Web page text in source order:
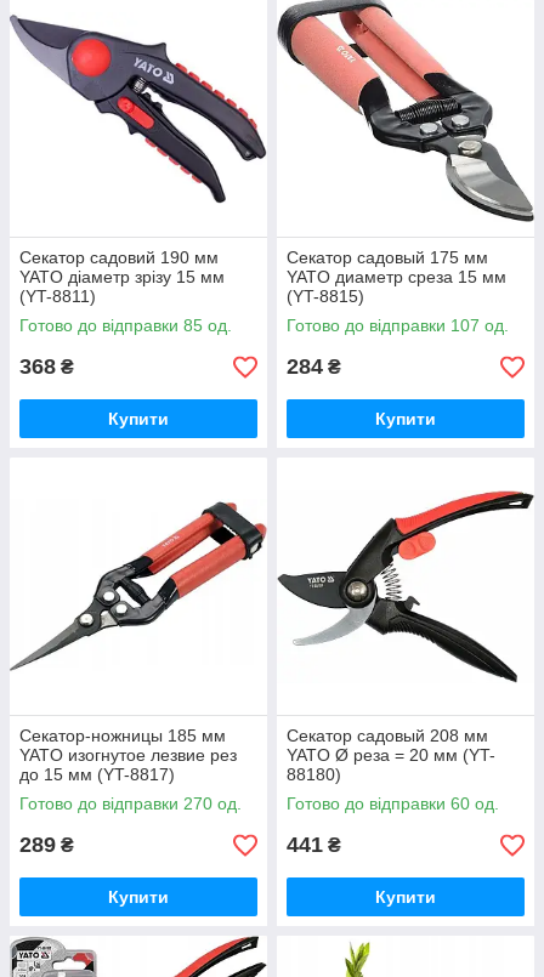
Секатор садовий 190 мм
YATO діаметр зрізу 15 мм
(YT-8811)
Готово до відправки 85 од.
368 ₴
Купити
Секатор садовый 175 мм
YATO диаметр среза 15 мм
(YT-8815)
Готово до відправки 107 од.
284 ₴
Купити
Секатор-ножницы 185 мм
YATO изогнутое лезвие рез
до 15 мм (YT-8817)
Готово до відправки 270 од.
289 ₴
Купити
Секатор садовый 208 мм
YATO Ø реза = 20 мм (YT-
88180)
Готово до відправки 60 од.
441 ₴
Купити